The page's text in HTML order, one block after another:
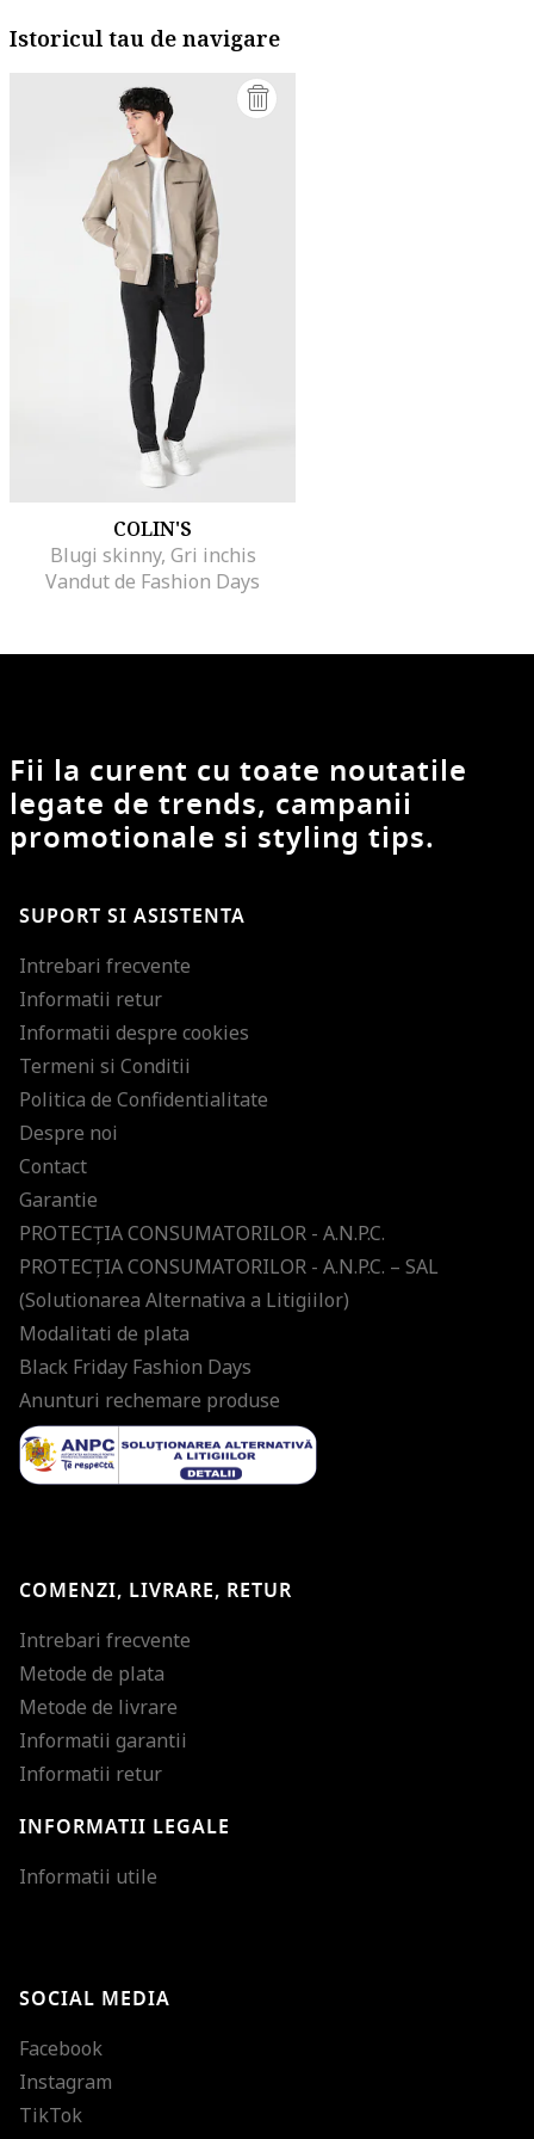
Istoricul tau de navigare
COLIN'S
Blugi skinny, Gri inchis
Vandut de Fashion Days
Fii la curent cu toate noutatile
legate de trends, campanii
promotionale si styling tips.
SUPORT SI ASISTENTA
Intrebari frecvente
Informatii retur
Informatii despre cookies
Termeni si Conditii
Politica de Confidentialitate
Despre noi
Contact
Garantie
PROTECŢIA CONSUMATORILOR - A.N.P.C.
PROTECŢIA CONSUMATORILOR - A.N.P.C. – SAL
(Solutionarea Alternativa a Litigiilor)
Modalitati de plata
Black Friday Fashion Days
Anunturi rechemare produse
COMENZI, LIVRARE, RETUR
Intrebari frecvente
Metode de plata
Metode de livrare
Informatii garantii
Informatii retur
INFORMATII LEGALE
Informatii utile
SOCIAL MEDIA
Facebook
Instagram
TikTok